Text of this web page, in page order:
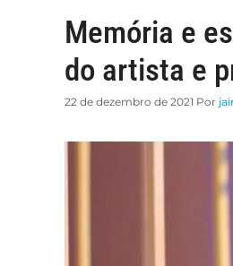
Memória e
do artista e
22 de dezembro de 2021 Por